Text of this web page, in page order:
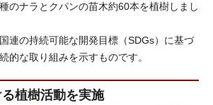
のナラとクパンの苗木約60本を植樹しまし
連の持続可能な開発目標（SDGs）に基づ
的な取り組みを示すものです。
植樹活動を実施